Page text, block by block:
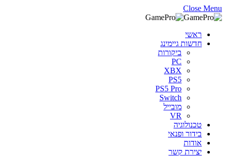
Close Menu
ראשי
חדשות גיימינג
ביקורות
PC
XBX
PS5
PS5 Pro
Switch
מובייל
VR
טכנולוגיה
בידור ופנאי
אודות
יצירת קשר